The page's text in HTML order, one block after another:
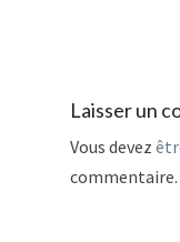
Laisser un
Vous devez
commentaire.